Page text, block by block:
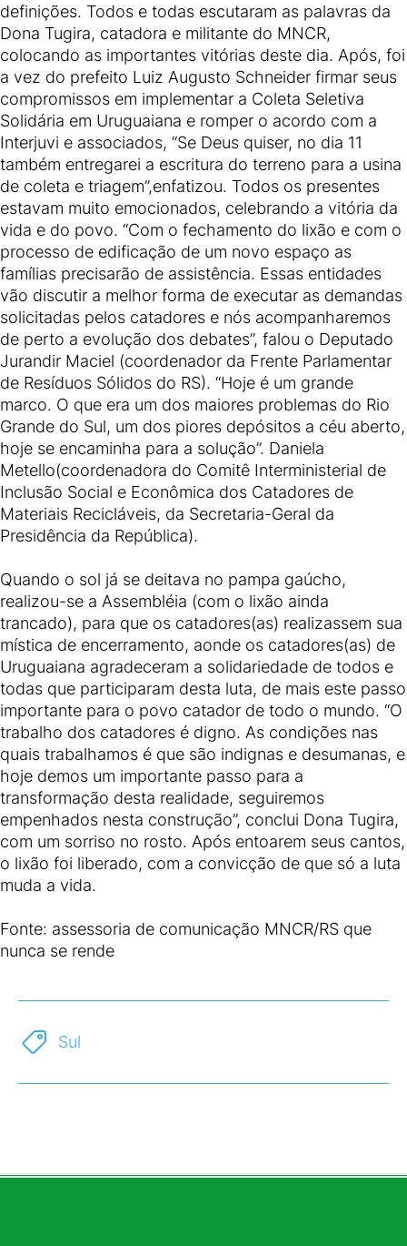
definições. Todos e todas escutaram as palavras da
Dona Tugira, catadora e militante do MNCR,
colocando as importantes vitórias deste dia. Após, foi
a vez do prefeito Luiz Augusto Schneider firmar seus
compromissos em implementar a Coleta Seletiva
Solidária em Uruguaiana e romper o acordo com a
Interjuvi e associados, “Se Deus quiser, no dia 11
também entregarei a escritura do terreno para a usina
de coleta e triagem”,enfatizou. Todos os presentes
estavam muito emocionados, celebrando a vitória da
vida e do povo. “Com o fechamento do lixão e com o
processo de edificação de um novo espaço as
famílias precisarão de assistência. Essas entidades
vão discutir a melhor forma de executar as demandas
solicitadas pelos catadores e nós acompanharemos
de perto a evolução dos debates”, falou o Deputado
Jurandir Maciel (coordenador da Frente Parlamentar
de Resíduos Sólidos do RS). “Hoje é um grande
marco. O que era um dos maiores problemas do Rio
Grande do Sul, um dos piores depósitos a céu aberto,
hoje se encaminha para a solução”. Daniela
Metello(coordenadora do Comitê Interministerial de
Inclusão Social e Econômica dos Catadores de
Materiais Recicláveis, da Secretaria-Geral da
Presidência da República).
Quando o sol já se deitava no pampa gaúcho,
realizou-se a Assembléia (com o lixão ainda
trancado), para que os catadores(as) realizassem sua
mística de encerramento, aonde os catadores(as) de
Uruguaiana agradeceram a solidariedade de todos e
todas que participaram desta luta, de mais este passo
importante para o povo catador de todo o mundo. “O
trabalho dos catadores é digno. As condições nas
quais trabalhamos é que são indignas e desumanas, e
hoje demos um importante passo para a
transformação desta realidade, seguiremos
empenhados nesta construção”, conclui Dona Tugira,
com um sorriso no rosto. Após entoarem seus cantos,
o lixão foi liberado, com a convicção de que só a luta
muda a vida.
Fonte: assessoria de comunicação MNCR/RS que
nunca se rende
Sul